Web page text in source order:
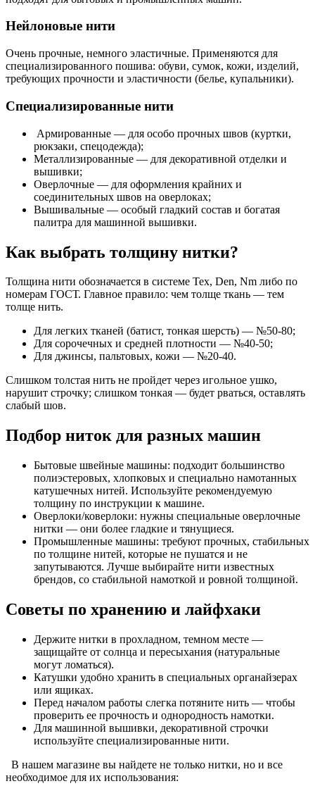
Нейлоновые нити
Очень прочные, немного эластичные. Применяются для
специализированного пошива: обуви, сумок, кожи, изделий,
требующих прочности и эластичности (белье, купальники).
Специализированные нити
Армированные — для особо прочных швов (куртки,
рюкзаки, спецодежда);
Металлизированные — для декоративной отделки и
вышивки;
Оверлочные — для оформления крайних и
соединительных швов на оверлоках;
Вышивальные — особый гладкий состав и богатая
палитра для машинной вышивки.
Как выбрать толщину нитки?
Толщина нити обозначается в системе Tex, Den, Nm либо по
номерам ГОСТ. Главное правило: чем толще ткань — тем
толще нить.
Для легких тканей (батист, тонкая шерсть) — №50-80;
Для сорочечных и средней плотности — №40-50;
Для джинсы, пальтовых, кожи — №20-40.
Слишком толстая нить не пройдет через игольное ушко,
нарушит строчку; слишком тонкая — будет рваться, оставлять
слабый шов.
Подбор ниток для разных машин
Бытовые швейные машины: подходит большинство
полиэстеровых, хлопковых и специально намотанных
катушечных нитей. Используйте рекомендуемую
толщину по инструкции к машине.
Оверлоки/коверлоки: нужны специальные оверлочные
нитки — они более гладкие и тянущиеся.
Промышленные машины: требуют прочных, стабильных
по толщине нитей, которые не пушатся и не
запутываются. Лучше выбирайте нити известных
брендов, со стабильной намоткой и ровной толщиной.
Советы по хранению и лайфхаки
Держите нитки в прохладном, темном месте —
защищайте от солнца и пересыхания (натуральные
могут ломаться).
Катушки удобно хранить в специальных органайзерах
или ящиках.
Перед началом работы слегка потяните нить — чтобы
проверить ее прочность и однородность намотки.
Для машинной вышивки, декоративной строчки
используйте специализированные нити.
В нашем магазине вы найдете не только нитки, но и все
необходимое для их использования: